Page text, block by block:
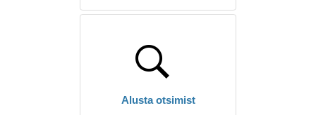
Alusta otsimist